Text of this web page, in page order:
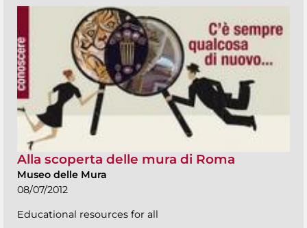
Alla scoperta delle mura di Roma
Museo delle Mura
08/07/2012
Educational resources for all